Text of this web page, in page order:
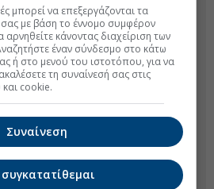
μπορεί να επεξεργάζονται τα
με βάση το έννομο συμφέρον
κάνοντας διαχείριση των
έναν σύνδεσμο στο κάτω
ή στο μενού του ιστοτόπου, για να
τη συναίνεσή σας στις
cookie.
Συναίνεση